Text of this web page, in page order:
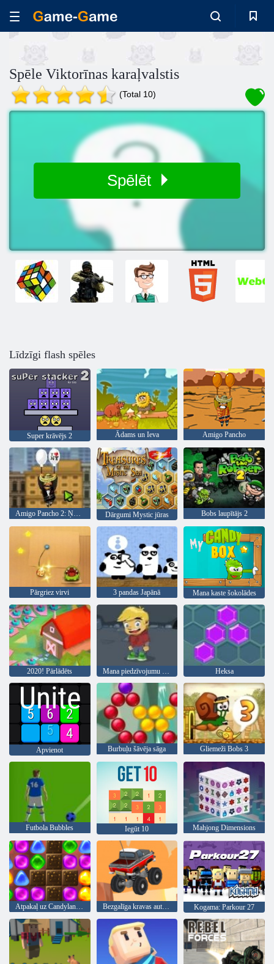
Spēle Viktorīnas karaļvalstis
(Total 10)
Spēlēt
Līdzīgi flash spēles
Super krāvējs 2 Ādams un Ieva Amigo Pancho
Amigo Pancho 2: Ņujorkas ballīte Dārgumi Mystic jūras Bobs laupītājs 2
Pārgriez virvi 3 pandas Japānā Mana kaste šokolādes
2020! Pārlādēts Mana piedzīvojumu grāmata 2 Heksa
Apvienot Burbuļu šāvēja sāga Gliemeži Bobs 3
Futbola Bubbles Iegūt 10 Mahjong Dimensions
Atpakaļ uz Candyland 2 Bezgalīga kravas automašīna Kogama: Parkour 27